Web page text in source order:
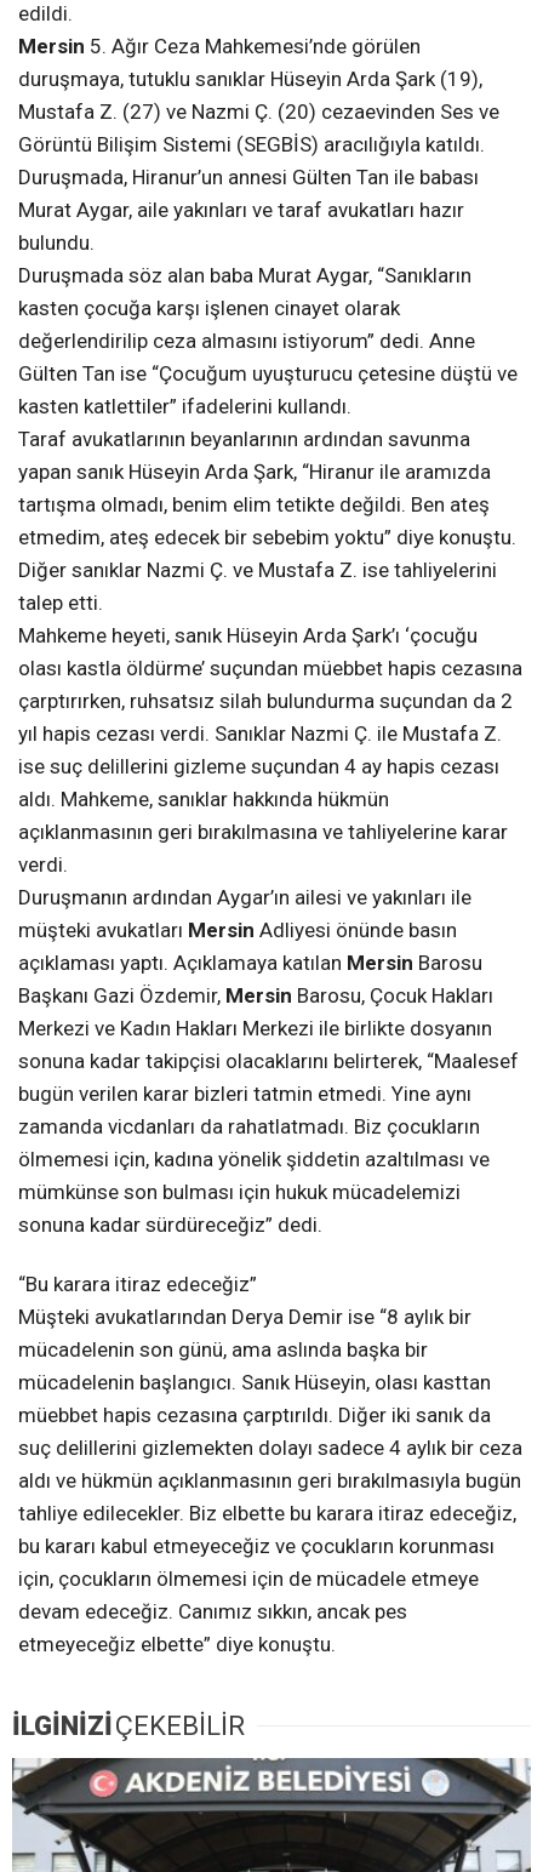
edildi.
Mersin 5. Ağır Ceza Mahkemesi’nde görülen
duruşmaya, tutuklu sanıklar Hüseyin Arda Şark (19),
Mustafa Z. (27) ve Nazmi Ç. (20) cezaevinden Ses ve
Görüntü Bilişim Sistemi (SEGBİS) aracılığıyla katıldı.
Duruşmada, Hiranur’un annesi Gülten Tan ile babası
Murat Aygar, aile yakınları ve taraf avukatları hazır
bulundu.
Duruşmada söz alan baba Murat Aygar, “Sanıkların
kasten çocuğa karşı işlenen cinayet olarak
değerlendirilip ceza almasını istiyorum” dedi. Anne
Gülten Tan ise “Çocuğum uyuşturucu çetesine düştü ve
kasten katlettiler” ifadelerini kullandı.
Taraf avukatlarının beyanlarının ardından savunma
yapan sanık Hüseyin Arda Şark, “Hiranur ile aramızda
tartışma olmadı, benim elim tetikte değildi. Ben ateş
etmedim, ateş edecek bir sebebim yoktu” diye konuştu.
Diğer sanıklar Nazmi Ç. ve Mustafa Z. ise tahliyelerini
talep etti.
Mahkeme heyeti, sanık Hüseyin Arda Şark’ı ‘çocuğu
olası kastla öldürme’ suçundan müebbet hapis cezasına
çarptırırken, ruhsatsız silah bulundurma suçundan da 2
yıl hapis cezası verdi. Sanıklar Nazmi Ç. ile Mustafa Z.
ise suç delillerini gizleme suçundan 4 ay hapis cezası
aldı. Mahkeme, sanıklar hakkında hükmün
açıklanmasının geri bırakılmasına ve tahliyelerine karar
verdi.
Duruşmanın ardından Aygar’ın ailesi ve yakınları ile
müşteki avukatları Mersin Adliyesi önünde basın
açıklaması yaptı. Açıklamaya katılan Mersin Barosu
Başkanı Gazi Özdemir, Mersin Barosu, Çocuk Hakları
Merkezi ve Kadın Hakları Merkezi ile birlikte dosyanın
sonuna kadar takipçisi olacaklarını belirterek, “Maalesef
bugün verilen karar bizleri tatmin etmedi. Yine aynı
zamanda vicdanları da rahatlatmadı. Biz çocukların
ölmemesi için, kadına yönelik şiddetin azaltılması ve
mümkünse son bulması için hukuk mücadelemizi
sonuna kadar sürdüreceğiz” dedi.
“Bu karara itiraz edeceğiz”
Müşteki avukatlarından Derya Demir ise “8 aylık bir
mücadelenin son günü, ama aslında başka bir
mücadelenin başlangıcı. Sanık Hüseyin, olası kasttan
müebbet hapis cezasına çarptırıldı. Diğer iki sanık da
suç delillerini gizlemekten dolayı sadece 4 aylık bir ceza
aldı ve hükmün açıklanmasının geri bırakılmasıyla bugün
tahliye edilecekler. Biz elbette bu karara itiraz edeceğiz,
bu kararı kabul etmeyeceğiz ve çocukların korunması
için, çocukların ölmemesi için de mücadele etmeye
devam edeceğiz. Canımız sıkkın, ancak pes
etmeyeceğiz elbette” diye konuştu.
İLGİNİZİ ÇEKEBİLİR